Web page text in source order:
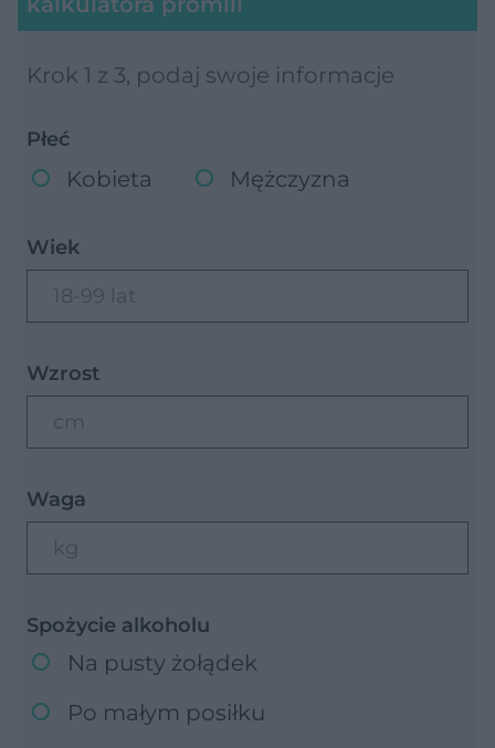
Krok 1 z 3, podaj swoje informacje
Płeć
Kobieta Mężczyzna
Wiek
18-99 lat
Wzrost
cm
Waga
kg
Spożycie alkoholu
Na pusty żołądek
Po małym posiłku